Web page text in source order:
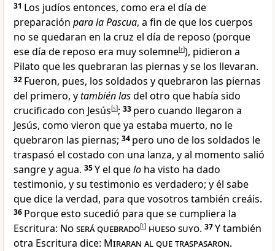
31 Los judíos entonces, como era el día de
preparación para la Pascua, a fin de que los cuerpos
no se quedaran en la cruz el día de reposo (porque
ese día de reposo era muy solemne[r]), pidieron a
Pilato que les quebraran las piernas y se los llevaran.
32 Fueron, pues, los soldados y quebraron las piernas
del primero, ytambién lasdel otro que había sido
crucificado con Jesús[s]; 33 pero cuando llegaron a
Jesús, como vieron que ya estaba muerto, no le
quebraron las piernas; 34 pero uno de los soldados le
traspasó el costado con una lanza, y al momento salió
sangre y agua. 35Y el quelo ha visto ha dado
testimonio, y su testimonio es verdadero; y él sabe
que dice la verdad, para que vosotros también creáis.
36 Porque esto sucedió para que se cumpliera la
Escritura: No será quebrado[t] hueso suyo. 37Y también
otra Escritura dice: Miraran al que traspasaron.